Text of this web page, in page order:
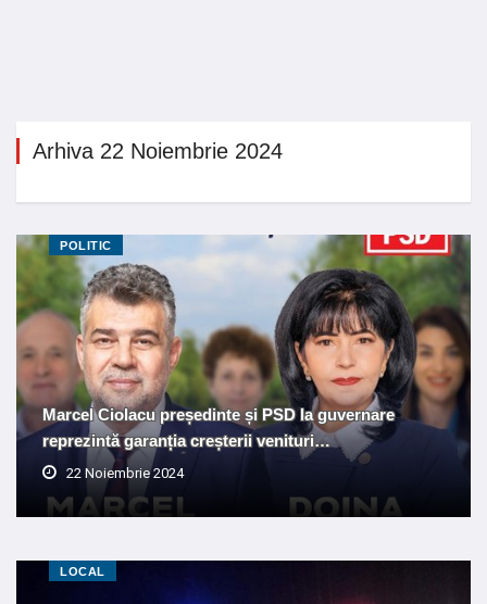
Arhiva 22 Noiembrie 2024
POLITIC
Marcel Ciolacu președinte și PSD la guvernare
reprezintă garanția creșterii venituri…
22 Noiembrie 2024
LOCAL